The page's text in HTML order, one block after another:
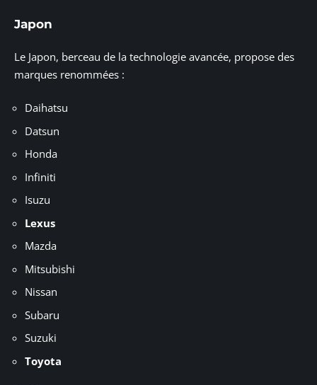
Japon
Le Japon, berceau de la technologie avancée, propose des
marques renommées :
Daihatsu
Datsun
Honda
Infiniti
Isuzu
Lexus
Mazda
Mitsubishi
Nissan
Subaru
Suzuki
Toyota